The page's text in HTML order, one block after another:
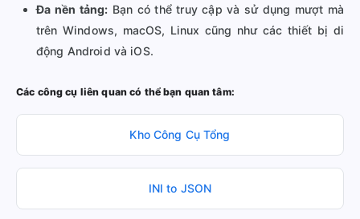
Đa nền tảng: Bạn có thể truy cập và sử dụng mượt mà
trên Windows, macOS, Linux cũng như các thiết bị di
động Android và iOS.
Các công cụ liên quan có thể bạn quan tâm:
Kho Công Cụ Tổng
INI to JSON